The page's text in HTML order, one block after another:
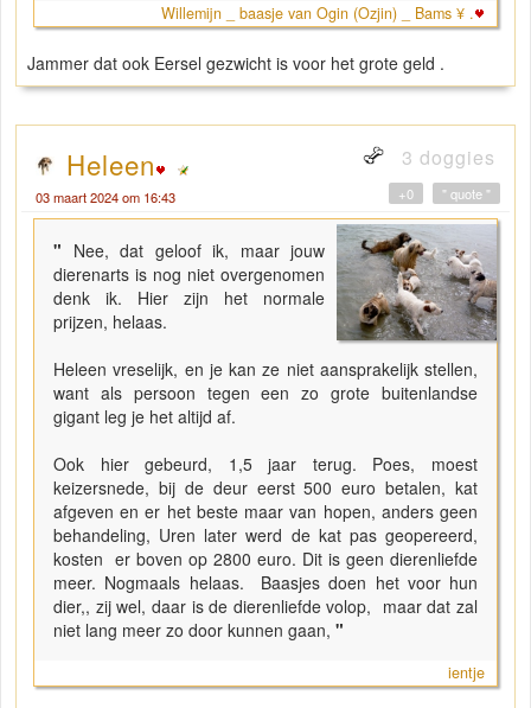
Willemijn _ baasje van Ogin (Ozjin) _ Bams ¥ .
Jammer dat ook Eersel gezwicht is voor het grote geld .
Heleen 3 doggies
03 maart 2024 om 16:43 " quote "
+0
" Nee, dat geloof ik, maar jouw
dierenarts is nog niet overgenomen
denk ik. Hier zijn het normale
prijzen, helaas.
Heleen vreselijk, en je kan ze niet aansprakelijk stellen,
want als persoon tegen een zo grote buitenlandse
gigant leg je het altijd af.
Ook hier gebeurd, 1,5 jaar terug. Poes, moest
keizersnede, bij de deur eerst 500 euro betalen, kat
afgeven en er het beste maar van hopen, anders geen
behandeling, Uren later werd de kat pas geopereerd,
kosten er boven op 2800 euro. Dit is geen dierenliefde
meer. Nogmaals helaas. Baasjes doen het voor hun
dier,, zij wel, daar is de dierenliefde volop, maar dat zal
niet lang meer zo door kunnen gaan, "
ientje